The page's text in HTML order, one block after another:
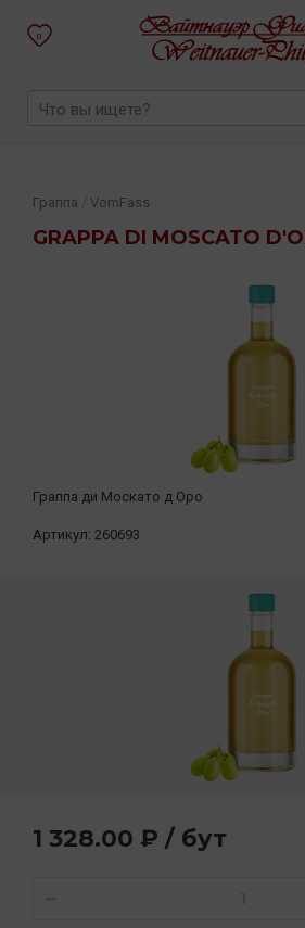
0
GRAPPA DI MOSCATO
Граппа VomFass
Граппа ди Москато д Оро
Артикул: 260693
1 328.00 ₽ / бут